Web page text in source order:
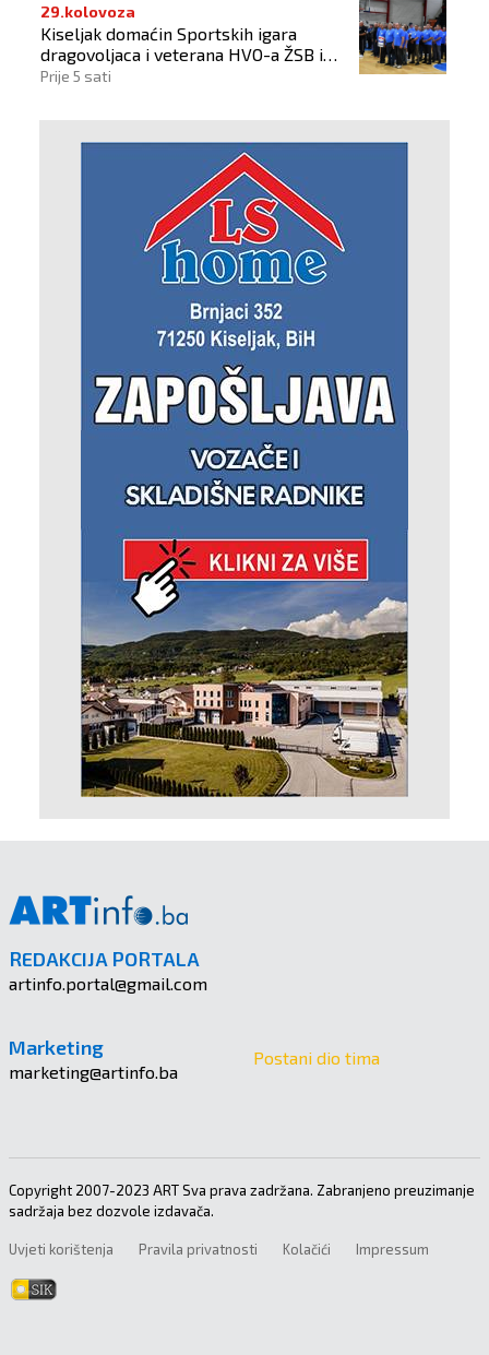
29.kolovoza
Kiseljak domaćin Sportskih igara
dragovoljaca i veterana HVO-a ŽSB i
Dana branitelja
Prije 5 sati
REDAKCIJA PORTALA
artinfo.portal@gmail.com
Marketing
marketing@artinfo.ba
Postani dio tima
Copyright 2007-2023 ART Sva prava zadržana. Zabranjeno preuzimanje
sadržaja bez dozvole izdavača.
Uvjeti korištenja Pravila privatnosti Kolačići Impressum